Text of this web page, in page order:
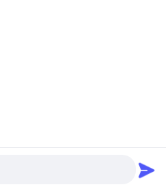
কপিরাইট © 2014-2026 Shenzhen Lean
. সমস্ত অধিকার সংরক্ষিত.